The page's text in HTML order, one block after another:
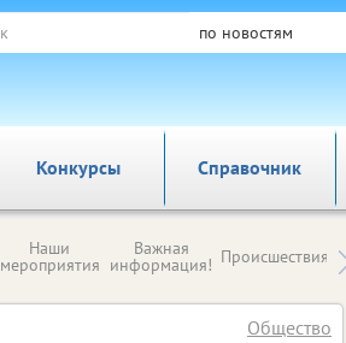
по новостям
Справочник
Конкурсы
Наши
мероприятия
Важная
информация! Происшествия
Общество